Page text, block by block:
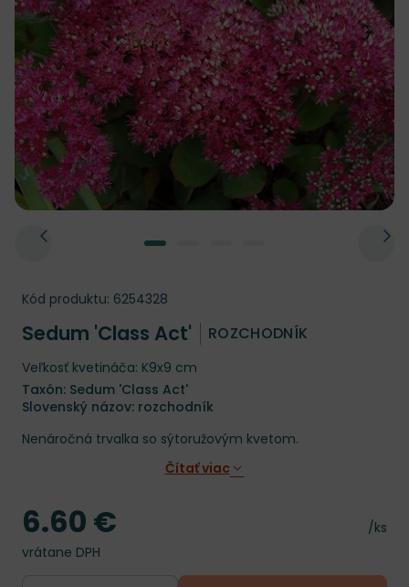
Kód produktu: 6254328
Sedum 'Class Act' ROZCHODNÍK
Veľkosť kvetináča: K9x9 cm
Taxón: Sedum 'Class Act'
Slovenský názov: rozchodník
Nenáročná trvalka so sýtoružovým kvetom.
Čítať viac
Cena
/ks
Cena
6.60 €
vrátane DPH